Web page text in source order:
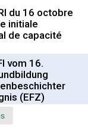
du 16 octobre
initiale
de capacité
vom 16.
(EFZ)